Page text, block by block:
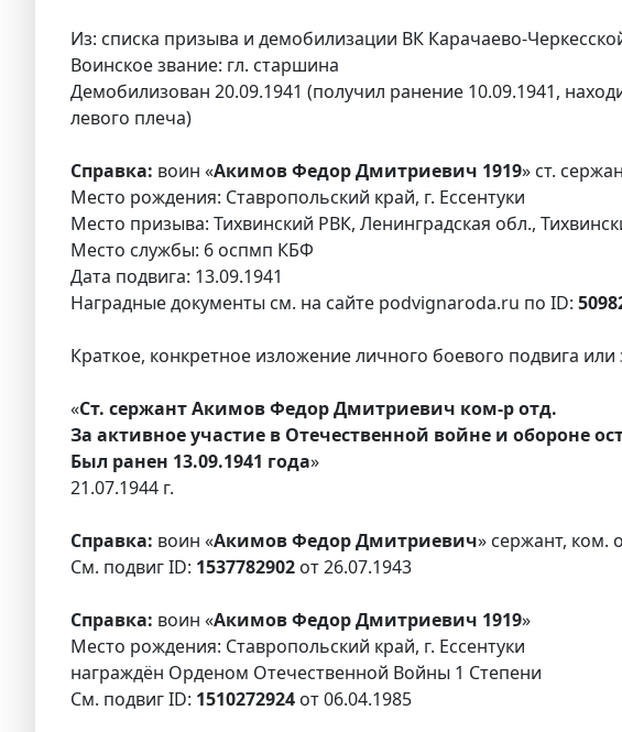
Из: списка призыва и демобилизации ВК Карачаево-
Воинское звание: гл. старшина
Демобилизован 20.09.1941 (получил ранение 10.09.1941,
левого плеча)
Справка: воин «Акимов Федор Дмитриевич 1919» ст.
Место рождения: Ставропольский край, г. Ессентуки
Место призыва: Тихвинский РВК, Ленинградская обл.,
Место службы: 6 оспмп КБФ
Дата подвига: 13.09.1941
Наградные документы см. на сайте podvignaroda.ru по ID:
Краткое, конкретное изложение личного боевого подвига или
«Ст. сержант Акимов Федор Дмитриевич ком-р отд.
За активное участие в Отечественной войне и обороне
Был ранен 13.09.1941 года»
21.07.1944 г.
Справка: воин «Акимов Федор Дмитриевич» сержант, ком.
См. подвиг ID: 1537782902 от 26.07.1943
Справка: воин «Акимов Федор Дмитриевич 1919»
Место рождения: Ставропольский край, г. Ессентуки
награждён Орденом Отечественной Войны 1 Степени
См. подвиг ID: 1510272924 от 06.04.1985